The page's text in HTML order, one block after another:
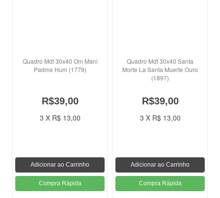
Quadro Mdf 30x40 Om Mani
Padme Hum (1779)
R$39,00
3 X R$ 13,00
Quadro Mdf 30x40 Santa
Morte La Santa Muerte Ouro
(1897)
R$39,00
3 X R$ 13,00